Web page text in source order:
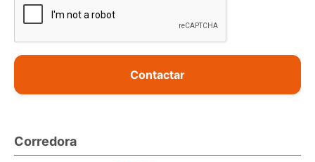
Contactar
Corredora